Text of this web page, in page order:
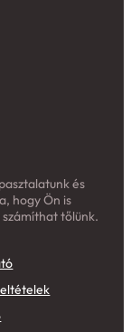
és
hogy Ön is
tőlünk.